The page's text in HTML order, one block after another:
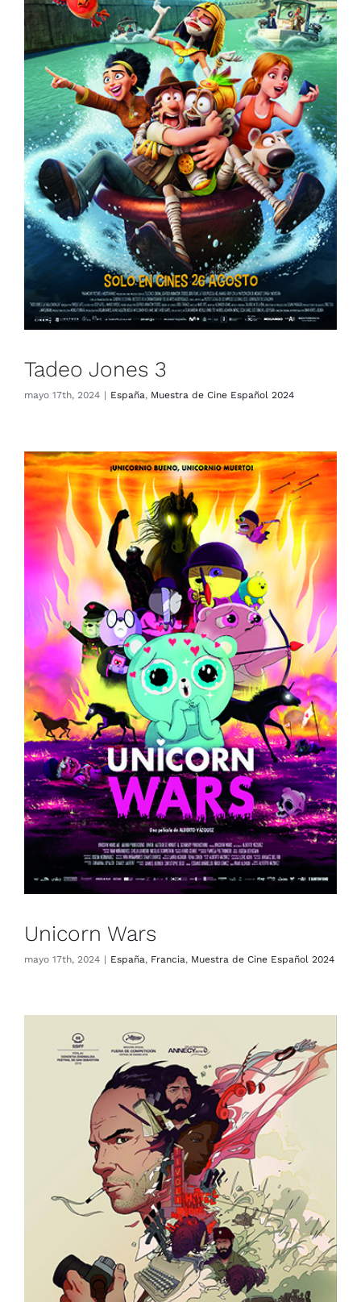
Tadeo Jones 3
España Muestra de Cine Español 2024
Tadeo Jones 3
mayo 17th, 2024 | España, Muestra de Cine Español 2024
Unicorn Wars
España Francia Muestra de Cine Español 2024
Unicorn Wars
mayo 17th, 2024 | España, Francia, Muestra de Cine Español 2024
Un día más con vida
Angola España Muestra de Cine Español 2024 Polonia